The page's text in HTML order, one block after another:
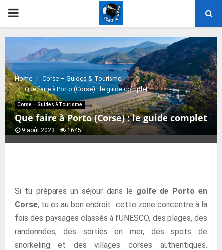
PRIMARY
MENU
Home
Corse – Guides & Tourisme
Que faire à Porto (Corse) : le guide complet
Corse – Guides & Tourisme
Que faire à Porto (Corse) : le guide complet
9 août 2023 1645
Si tu prépares un séjour dans le golfe de Porto en
Corse, tu es au bon endroit : cette zone concentre à la
fois des paysages classés à l’UNESCO, des plages, des
randonnées, des sorties en mer, des spots de
snorkeling et des villages corses authentiques.